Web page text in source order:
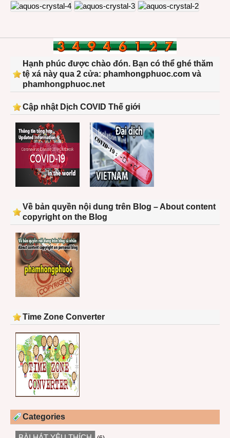
Hạnh phúc được chào đón. Bạn có thể ghé thăm
tệ xá này qua 2 cửa: phamhongphuoc.com và
phamhongphuoc.net
Cập nhật Dịch COVID Thế giới
Về bản quyền nội dung trên Blog – About content
copyright on the Blog
Time Zone Converter
Categories